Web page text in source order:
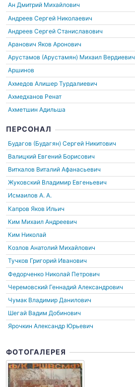
Ан Дмитрий Михайлович
Андреев Сергей Николаевич
Андреев Сергей Станиславович
Аранович Яков Аронович
Арустамов (Арустамян) Михаил Вердиевич
Аршинов
Ахмедов Алишер Турдалиевич
Ахмедханов Ренат
Ахметшин Адильша
ПЕРСОНАЛ
Будагов (Будагян) Сергей Никитович
Валицкий Евгений Борисович
Виткалов Виталий Афанасьевич
Жуковский Владимир Евгеньевич
Исмаилов А. А.
Капров Яков Ильич
Ким Михаил Андреевич
Ким Николай
Козлов Анатолий Михайлович
Тучков Григорий Иванович
Федорченко Николай Петрович
Черемовский Геннадий Александрович
Чумак Владимир Данилович
Шегай Вадим Добинович
Ярочкин Александр Юрьевич
ФОТОГАЛЕРЕЯ